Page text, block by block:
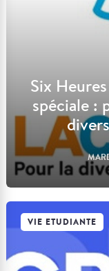
Six
spéciale :
VIE ETUDIANTE